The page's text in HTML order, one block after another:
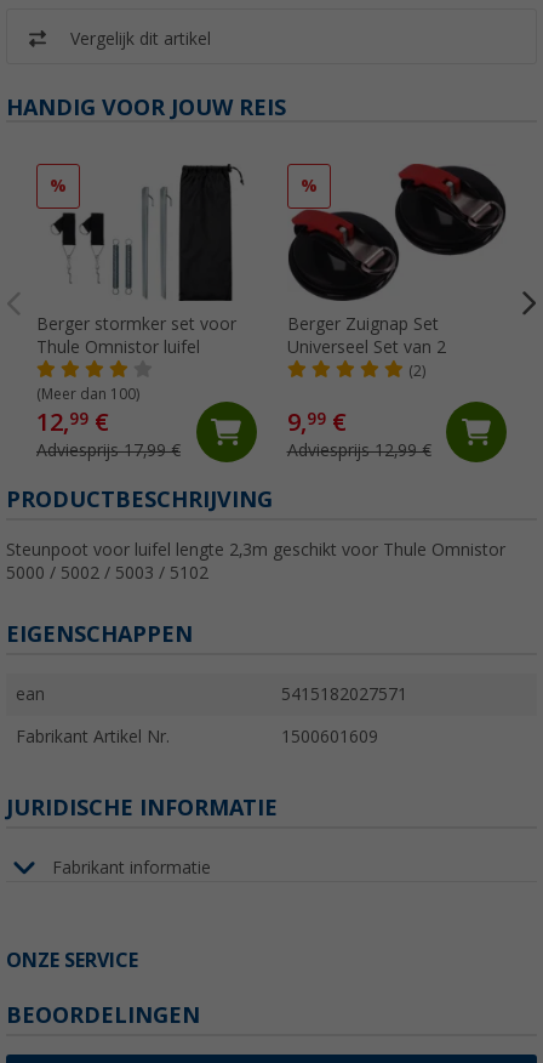
Vergelijk dit artikel
HANDIG VOOR JOUW REIS
%
Berger stormker set voor
Thule Omnistor luifel
(Meer dan 100)
12,99 €
Adviesprijs 17,99 €
%
Berger Zuignap Set
Universeel Set van 2
(2)
9,99€
Adviesprijs 12,99 €
PRODUCTBESCHRIJVING
Steunpoot voor luifel lengte 2,3m geschikt voor Thule Omnistor
5000 / 5002 / 5003 / 5102
EIGENSCHAPPEN
ean 5415182027571
Fabrikant Artikel Nr. 1500601609
JURIDISCHE INFORMATIE
Fabrikant informatie
ONZE SERVICE
BEOORDELINGEN